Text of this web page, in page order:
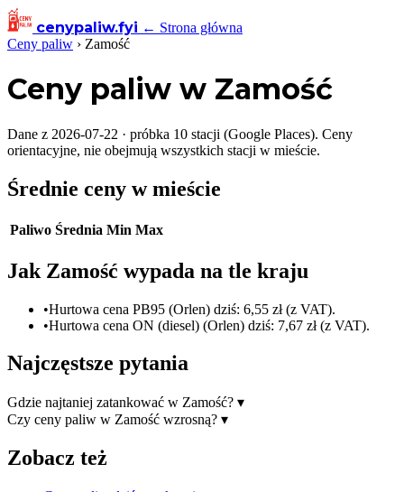
cenypaliw.fyi ← Strona główna
Ceny paliw › Zamość
Ceny paliw w Zamość
Dane z 2026-07-22 · próbka 10 stacji (Google Places). Ceny
orientacyjne, nie obejmują wszystkich stacji w mieście.
Średnie ceny w mieście
Paliwo Średnia Min Max
Jak Zamość wypada na tle kraju
•Hurtowa cena PB95 (Orlen) dziś: 6,55 zł (z VAT).
•Hurtowa cena ON (diesel) (Orlen) dziś: 7,67 zł (z VAT).
Najczęstsze pytania
Gdzie najtaniej zatankować w Zamość? ▾
Czy ceny paliw w Zamość wzrosną? ▾
Zobacz też